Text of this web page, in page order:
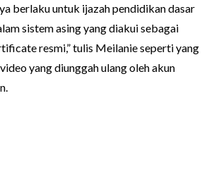
berlaku untuk ijazah pendidikan dasar
sistem asing yang diakui sebagai
resmi,” tulis Meilanie seperti yang
yang diunggah ulang oleh akun